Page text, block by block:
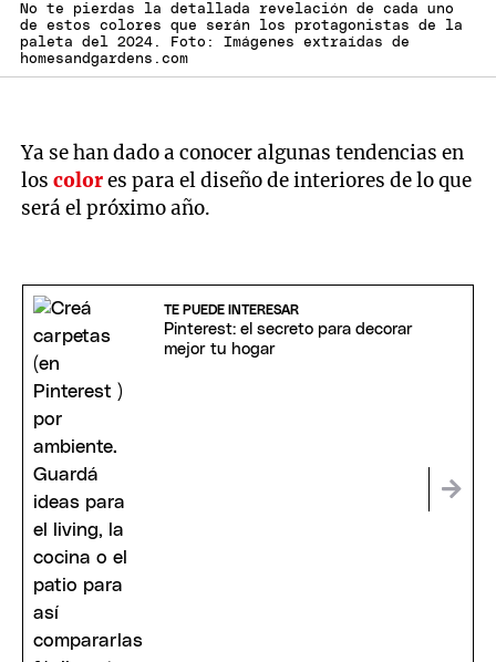
No te pierdas la detallada revelación de cada uno
de estos colores que serán los protagonistas de la
paleta del 2024. Foto: Imágenes extraídas de
homesandgardens.com
Ya se han dado a conocer algunas tendencias en
loscolores para el diseño de interiores de lo que
será el próximo año.
TE PUEDE INTERESAR
Pinterest: el secreto para decorar
mejor tu hogar